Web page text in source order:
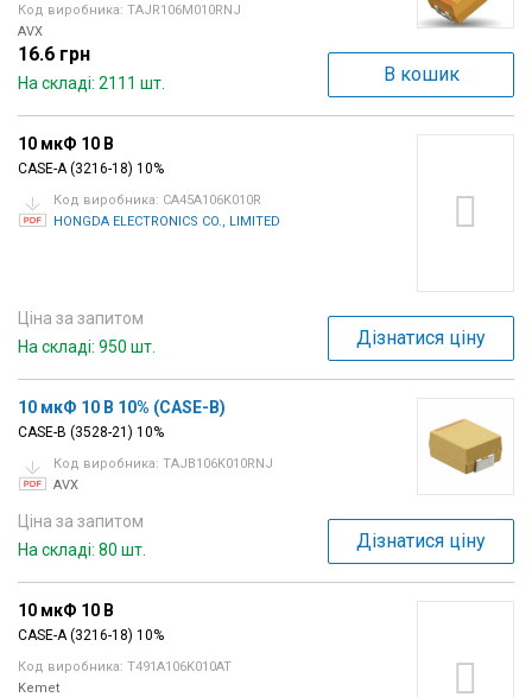
Код виробника: TAJR106M010RNJ
AVX
16.6 грн
На складі: 2111 шт. В кошик
10 мкФ 10 В
CASE-A (3216-18) 10%
Код виробника: CA45A106K010R
HONGDA ELECTRONICS CO., LIMITED
Ціна за запитом
На складі: 950 шт.
Дізнатися ціну
10 мкФ 10 В 10% (CASE-B)
CASE-B (3528-21) 10%
Код виробника: TAJB106K010RNJ
AVX
Ціна за запитом
На складі: 80 шт.
Дізнатися ціну
10 мкФ 10 В
CASE-A (3216-18) 10%
Код виробника: T491A106K010AT
Kemet